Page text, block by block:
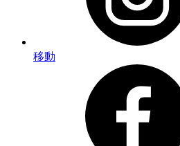
移動